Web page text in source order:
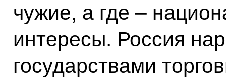
чужие, а где –
интересы. Россия
государствами